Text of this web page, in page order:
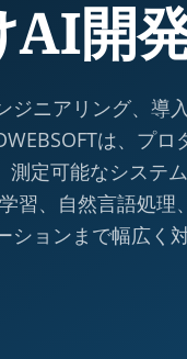
AI開
ジニアリング、導
は、プロ
定可能なシステ
習、自然言語処理
ョンまで幅広く対